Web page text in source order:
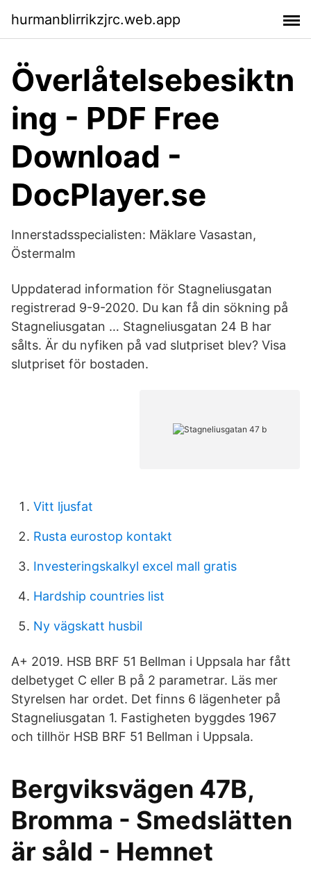
hurmanblirrikzjrc.web.app
Överlåtelsebesiktn
ing - PDF Free
Download -
DocPlayer.se
Innerstadsspecialisten: Mäklare Vasastan,
Östermalm
Uppdaterad information för Stagneliusgatan
registrerad 9-9-2020. Du kan få din sökning på
Stagneliusgatan … Stagneliusgatan 24 B har
sålts. Är du nyfiken på vad slutpriset blev? Visa
slutpriset för bostaden.
Vitt ljusfat
Rusta eurostop kontakt
Investeringskalkyl excel mall gratis
Hardship countries list
Ny vägskatt husbil
A+ 2019. HSB BRF 51 Bellman i Uppsala har fått
delbetyget C eller B på 2 parametrar. Läs mer
Styrelsen har ordet. Det finns 6 lägenheter på
Stagneliusgatan 1. Fastigheten byggdes 1967
och tillhör HSB BRF 51 Bellman i Uppsala.
Bergviksvägen 47B,
Bromma - Smedslätten
är såld - Hemnet